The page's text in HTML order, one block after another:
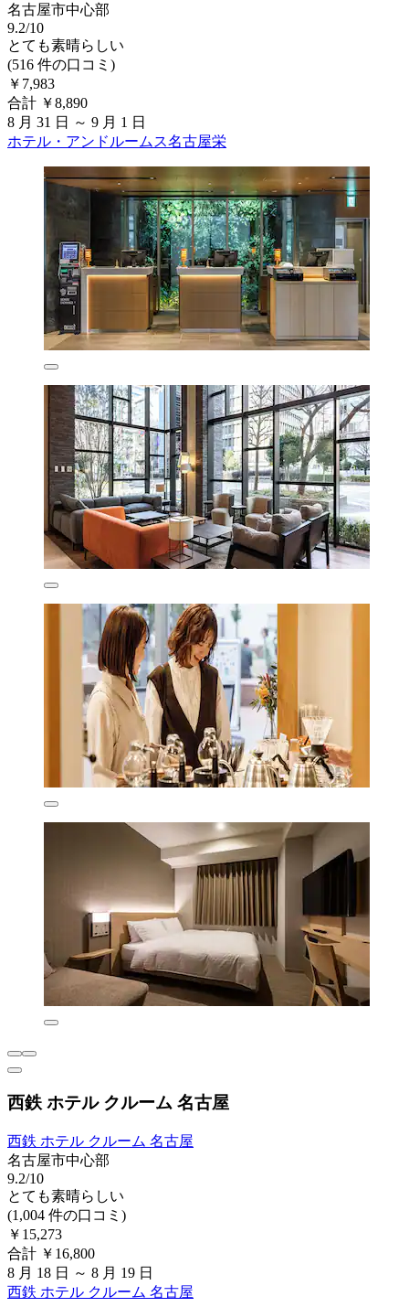
名古屋市中心部
9.2/10
とても素晴らしい
(516 件の口コミ)
￥7,983
合計 ￥8,890
8 月 31 日 ～ 9 月 1 日
ホテル・アンドルームス名古屋栄
西鉄 ホテル クルーム 名古屋
西鉄 ホテル クルーム 名古屋
名古屋市中心部
9.2/10
とても素晴らしい
(1,004 件の口コミ)
￥15,273
合計 ￥16,800
8 月 18 日 ～ 8 月 19 日
西鉄 ホテル クルーム 名古屋